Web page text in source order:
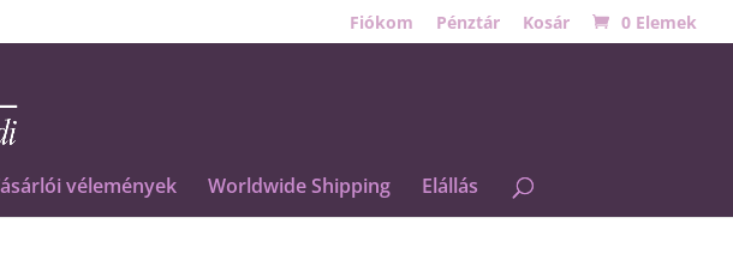
Fiókom Pénztár Kosár 0 Elemek
vélemények Worldwide Shipping Elállás